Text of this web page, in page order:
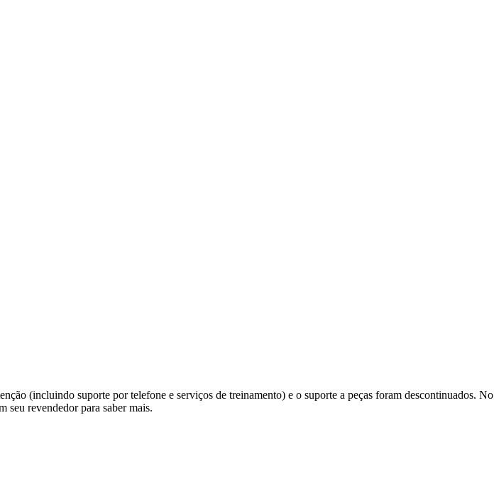
(incluindo suporte por telefone e serviços de treinamento) e o suporte a peças foram descontinuados. No
seu revendedor para saber mais.